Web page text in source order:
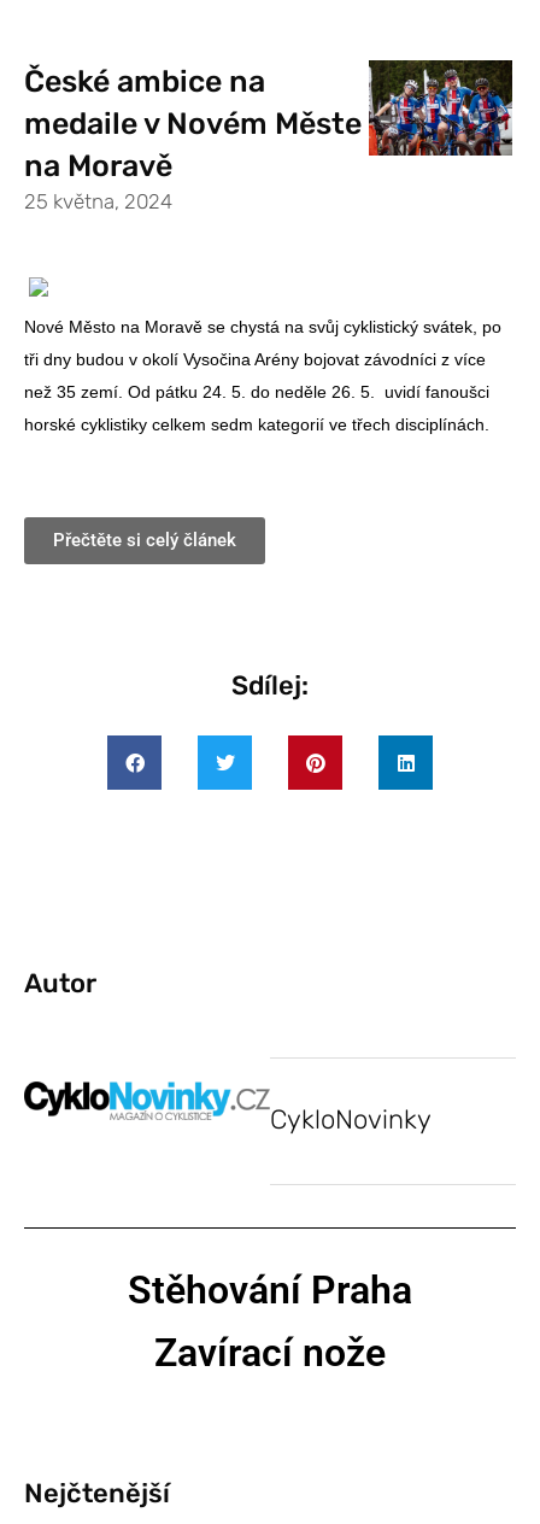
České ambice na
medaile v Novém Měste
na Moravě
25 května, 2024
Nové Město na Moravě se chystá na svůj cyklistický svátek, po
tři dny budou v okolí Vysočina Arény bojovat závodníci z více
než 35 zemí. Od pátku 24. 5. do neděle 26. 5. uvidí fanoušci
horské cyklistiky celkem sedm kategorií ve třech disciplínách.
Přečtěte si celý článek
Sdílej:
Autor
CykloNovinky
Stěhování Praha
Zavírací nože
Nejčtenější